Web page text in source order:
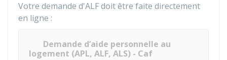
Votre demande d'ALF doit être faite directement
en ligne :
Demande d’aide personnelle au
logement (APL, ALF, ALS) - Caf